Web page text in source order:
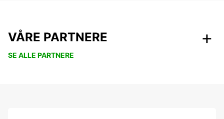
VÅRE PARTNERE
SE ALLE PARTNERE